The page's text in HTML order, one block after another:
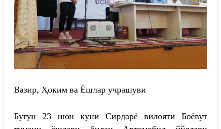
Вазир, Ҳоким ва Ёшлар учрашуви
Бугун 23 июн куни Сирдарё вилояти Боёвут